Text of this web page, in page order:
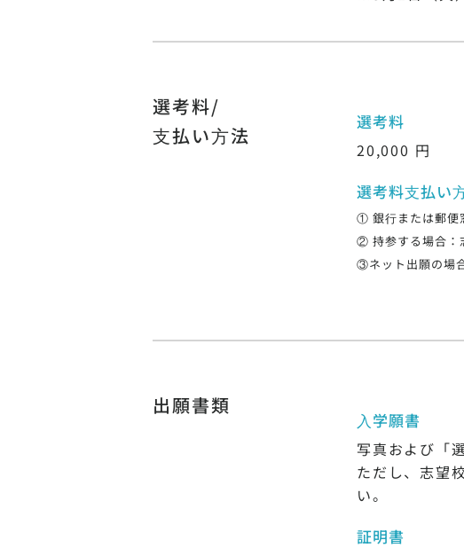
選考料/
⽀払い⽅法
選考料
20,000 円
選考料⽀払い
① 銀⾏または郵便
② 持参する場合：
③ネット出願の場
出願書類
⼊学願書
写真および「
ただし、志望
い。
証明書